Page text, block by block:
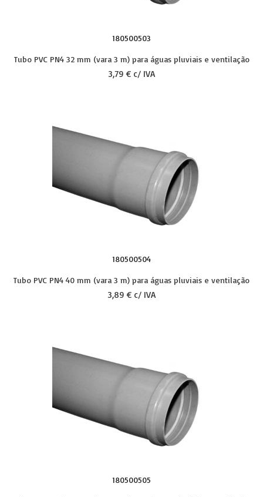
180500503
Tubo PVC PN4 32 mm (vara 3 m) para águas pluviais e ventilação
3,79 € c/ IVA
180500504
Tubo PVC PN4 40 mm (vara 3 m) para águas pluviais e ventilação
3,89 € c/ IVA
180500505